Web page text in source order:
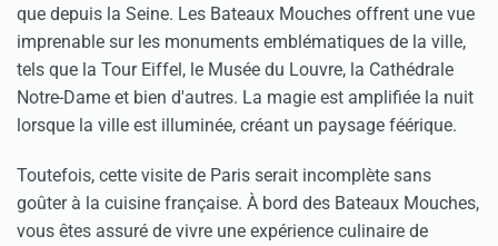
que depuis la Seine. Les Bateaux Mouches offrent une vue
imprenable sur les monuments emblématiques de la ville,
tels que la Tour Eiffel, le Musée du Louvre, la Cathédrale
Notre-Dame et bien d'autres. La magie est amplifiée la nuit
lorsque la ville est illuminée, créant un paysage féérique.
Toutefois, cette visite de Paris serait incomplète sans
goûter à la cuisine française. À bord des Bateaux Mouches,
vous êtes assuré de vivre une expérience culinaire de